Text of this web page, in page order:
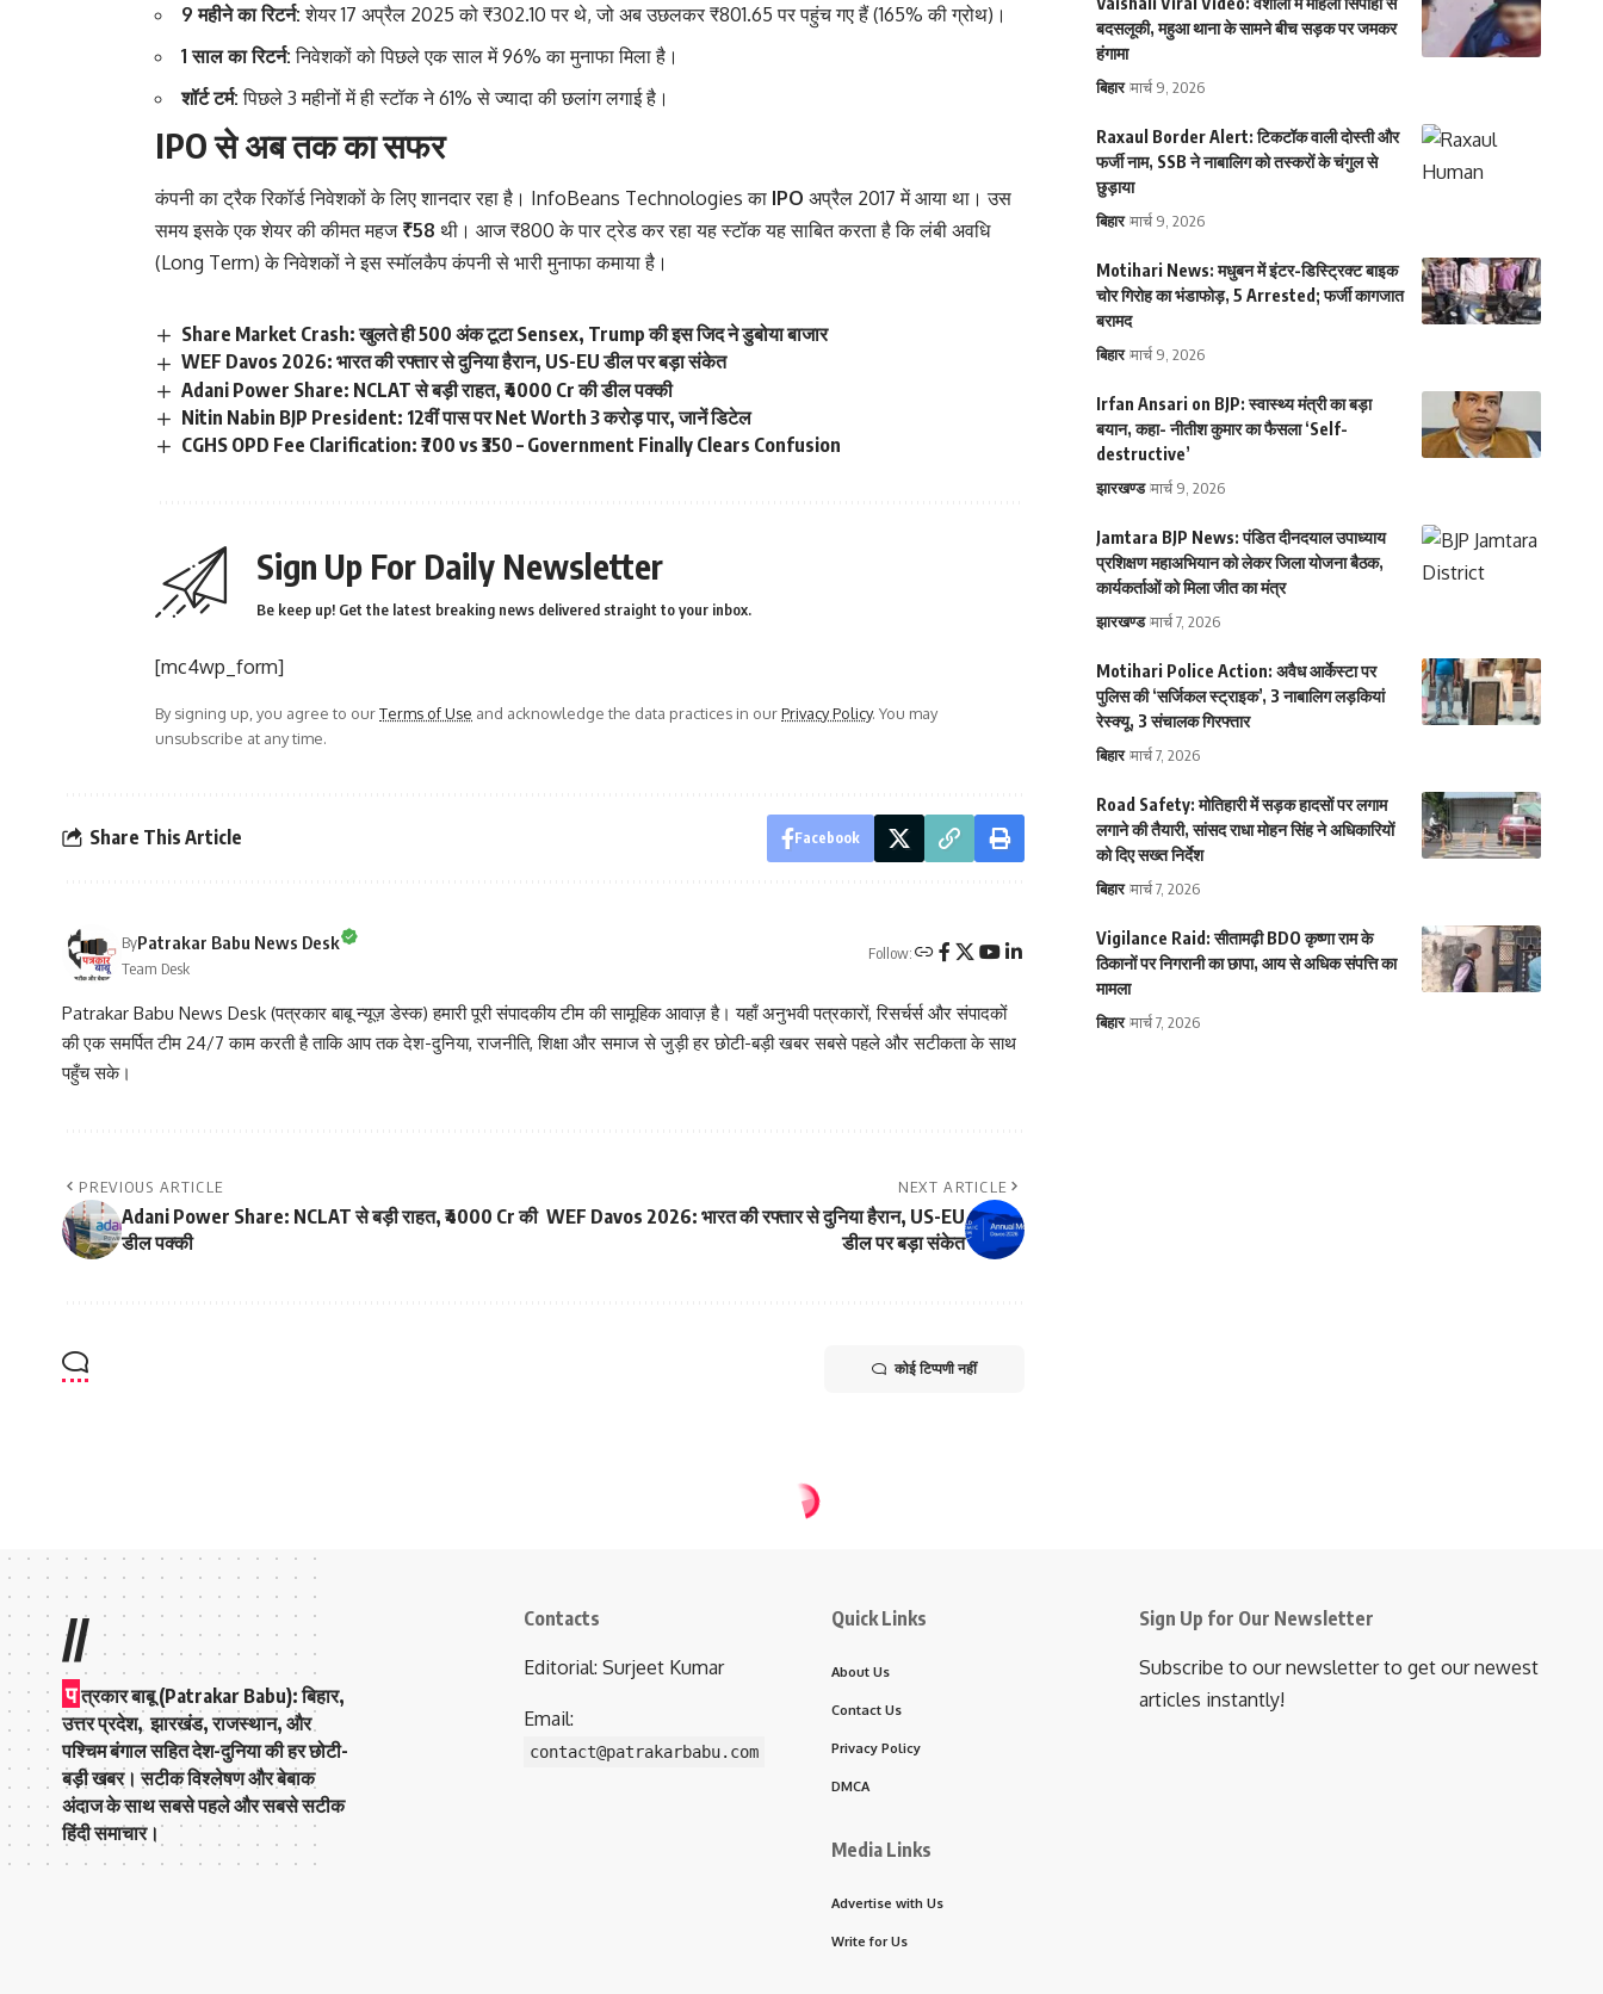
9 महीने का रिटर्न: शेयर 17 अप्रैल 2025 को ₹302.10 पर थे, जो अब उछलकर ₹801.65 पर पहुंच गए हैं (165% की ग्रोथ)।
1 साल का रिटर्न: निवेशकों को पिछले एक साल में 96% का मुनाफा मिला है।
शॉर्ट टर्म: पिछले 3 महीनों में ही स्टॉक ने 61% से ज्यादा की छलांग लगाई है।
IPO से अब तक का सफर
कंपनी का ट्रैक रिकॉर्ड निवेशकों के लिए शानदार रहा है। InfoBeans Technologies का IPO अप्रैल 2017 में आया था। उस
समय इसके एक शेयर की कीमत महज ₹58 थी। आज ₹800 के पार ट्रेड कर रहा यह स्टॉक यह साबित करता है कि लंबी अवधि
(Long Term) के निवेशकों ने इस स्मॉलकैप कंपनी से भारी मुनाफा कमाया है।
Share Market Crash: खुलते ही 500 अंक टूटा Sensex, Trump की इस जिद ने डुबोया बाजार
WEF Davos 2026: भारत की रफ्तार से दुनिया हैरान, US-EU डील पर बड़ा संकेत
Adani Power Share: NCLAT से बड़ी राहत, ₹4000 Cr की डील पक्की
Nitin Nabin BJP President: 12वीं पास पर Net Worth 3 करोड़ पार, जानें डिटेल
CGHS OPD Fee Clarification: ₹700 vs ₹350 – Government Finally Clears Confusion
Sign Up For Daily Newsletter
Be keep up! Get the latest breaking news delivered straight to your inbox.
[mc4wp_form]
By signing up, you agree to ourTerms of Use and acknowledge the data practices in ourPrivacy Policy. You may
unsubscribe at any time.
Share This Article Facebook
ByPatrakar Babu News Desk
Team Desk
Follow:
Patrakar Babu News Desk (पत्रकार बाबू न्यूज़ डेस्क) हमारी पूरी संपादकीय टीम की सामूहिक आवाज़ है। यहाँ अनुभवी पत्रकारों, रिसर्चर्स और संपादकों
की एक समर्पित टीम 24/7 काम करती है ताकि आप तक देश-दुनिया, राजनीति, शिक्षा और समाज से जुड़ी हर छोटी-बड़ी खबर सबसे पहले और सटीकता के साथ
पहुँच सके।
PREVIOUS ARTICLE
Adani Power Share: NCLAT से बड़ी राहत, ₹4000 Cr की
डील पक्की
NEXT ARTICLE
WEF Davos 2026: भारत की रफ्तार से दुनिया हैरान, US-EU
डील पर बड़ा संकेत
कोई टिप्पणी नहीं
बदसलूकी, महुआ थाना के सामने बीच सड़क पर जमकर
हंगामा
बिहार मार्च 9, 2026
Raxaul Border Alert: टिकटॉक वाली दोस्ती और
फर्जी नाम, SSB ने नाबालिग को तस्करों के चंगुल से
छुड़ाया
बिहार मार्च 9, 2026
Motihari News: मधुबन में इंटर-डिस्ट्रिक्ट बाइक
चोर गिरोह का भंडाफोड़, 5 Arrested; फर्जी कागजात
बरामद
बिहार मार्च 9, 2026
Irfan Ansari on BJP: स्वास्थ्य मंत्री का बड़ा
बयान, कहा- नीतीश कुमार का फैसला ‘Self-
destructive’
झारखण्ड मार्च 9, 2026
Jamtara BJP News: पंडित दीनदयाल उपाध्याय
प्रशिक्षण महाअभियान को लेकर जिला योजना बैठक,
कार्यकर्ताओं को मिला जीत का मंत्र
झारखण्ड मार्च 7, 2026
Motihari Police Action: अवैध आर्केस्टा पर
पुलिस की ‘सर्जिकल स्ट्राइक’, 3 नाबालिग लड़कियां
रेस्क्यू, 3 संचालक गिरफ्तार
बिहार मार्च 7, 2026
Road Safety: मोतिहारी में सड़क हादसों पर लगाम
लगाने की तैयारी, सांसद राधा मोहन सिंह ने अधिकारियों
को दिए सख्त निर्देश
बिहार मार्च 7, 2026
Vigilance Raid: सीतामढ़ी BDO कृष्णा राम के
ठिकानों पर निगरानी का छापा, आय से अधिक संपत्ति का
मामला
बिहार मार्च 7, 2026
//
प त्रकार बाबू (Patrakar Babu):बिहार,
उत्तर प्रदेश, झारखंड, राजस्थान, और
पश्चिम बंगाल सहित देश-दुनिया की हर छोटी-
बड़ी खबर। सटीक विश्लेषण और बेबाक
अंदाज के साथ सबसे पहले और सबसे सटीक
हिंदी समाचार।
Contacts
Editorial: Surjeet Kumar
Email:
contact@patrakarbabu.com
Quick Links
About Us
Contact Us
Privacy Policy
DMCA
Media Links
Advertise with Us
Write for Us
Sign Up for Our Newsletter
Subscribe to our newsletter to get our newest
articles instantly!